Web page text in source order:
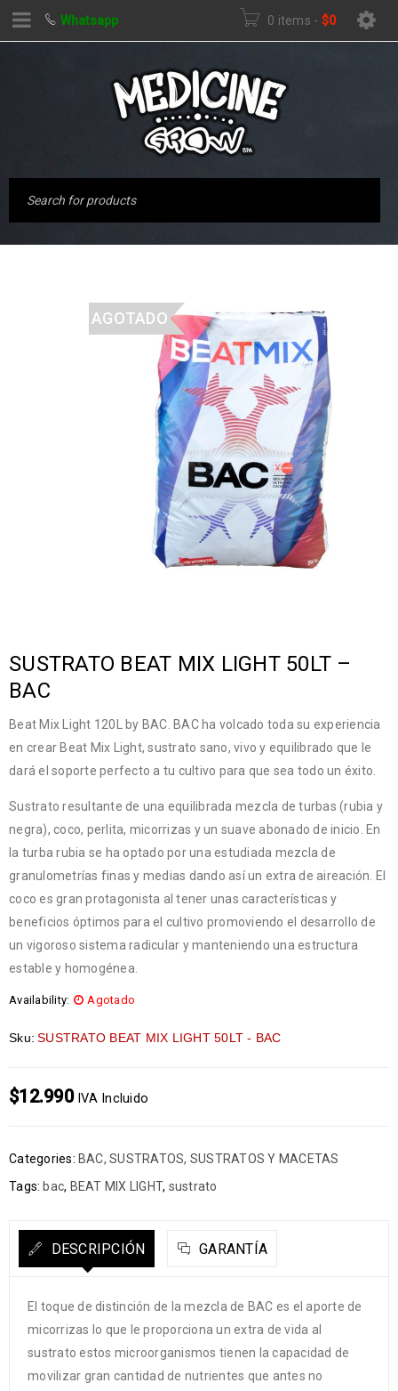
Whatsapp 0 items - $0
AGOTADO
SUSTRATO BEAT MIX LIGHT 50LT –
BAC
Beat Mix Light 120L by BAC. BAC ha volcado toda su experiencia
en crear Beat Mix Light, sustrato sano, vivo y equilibrado que le
dará el soporte perfecto a tu cultivo para que sea todo un éxito.
Sustrato resultante de una equilibrada mezcla de turbas (rubia y
negra), coco, perlita, micorrizas y un suave abonado de inicio. En
la turba rubia se ha optado por una estudiada mezcla de
granulometrías finas y medias dando así un extra de aireación. El
coco es gran protagonista al tener unas características y
beneficios óptimos para el cultivo promoviendo el desarrollo de
un vigoroso sistema radicular y manteniendo una estructura
estable y homogénea.
Availability: Agotado
Sku: SUSTRATO BEAT MIX LIGHT 50LT - BAC
$12.990 IVA Incluido
Categories: BAC, SUSTRATOS, SUSTRATOS Y MACETAS
Tags: bac, BEAT MIX LIGHT, sustrato
DESCRIPCIÓN GARANTÍA
El toque de distinción de la mezcla de BAC es el aporte de
micorrizas lo que le proporciona un extra de vida al
sustrato estos microorganismos tienen la capacidad de
movilizar gran cantidad de nutrientes que antes no